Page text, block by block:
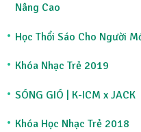
Nâng Cao
Học Thổi Sáo Cho Người
Khóa Nhạc Trẻ 2019
SÓNG GIÓ | K-ICM x JACK
Khóa Học Nhạc Trẻ 2018